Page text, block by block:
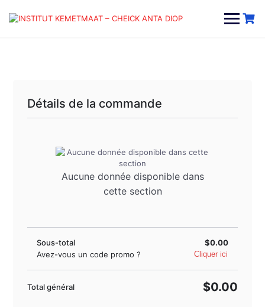
Détails de la commande
Aucune donnée disponible dans
cette section
Sous-total
$0.00
Avez-vous un code promo ?
Cliquer ici
Total général $0.00